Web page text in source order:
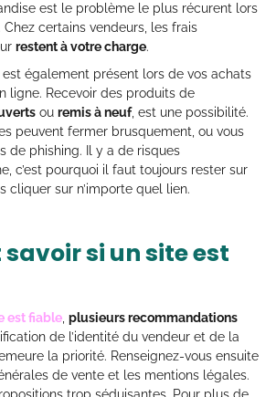
est le problème le plus récurent lors
certains vendeurs, les frais
restent à votre charge.
est également présent lors de vos achats
ligne. Recevoir des produits de
ou remis à neuf, est une possibilité.
peuvent fermer brusquement, ou vous
de phishing. Il y a de risques
c’est pourquoi il faut toujours rester sur
cliquer sur n’importe quel lien.
si un site est
est fiable, plusieurs recommandations
de l’identité du vendeur et de la
la priorité. Renseignez-vous ensuite
de vente et les mentions légales.